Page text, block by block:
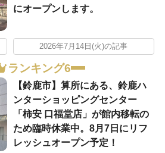
にオープンします。
2026年7月14日(火)の記事
ランキング6
【鈴鹿市】算所にある、鈴鹿ハ
ンターショッピングセンター
「柿安 口福堂店」が館内移転の
ため臨時休業中。8月7日にリフ
レッシュオープン予定！